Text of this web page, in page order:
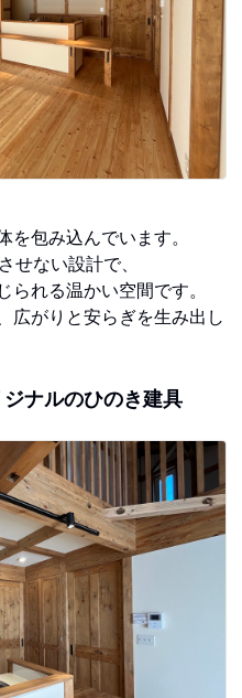
包み込んでいます。
せない設計で、
れる温かい空間です。
広がりと安らぎを生み出し
ナルのひのき建具